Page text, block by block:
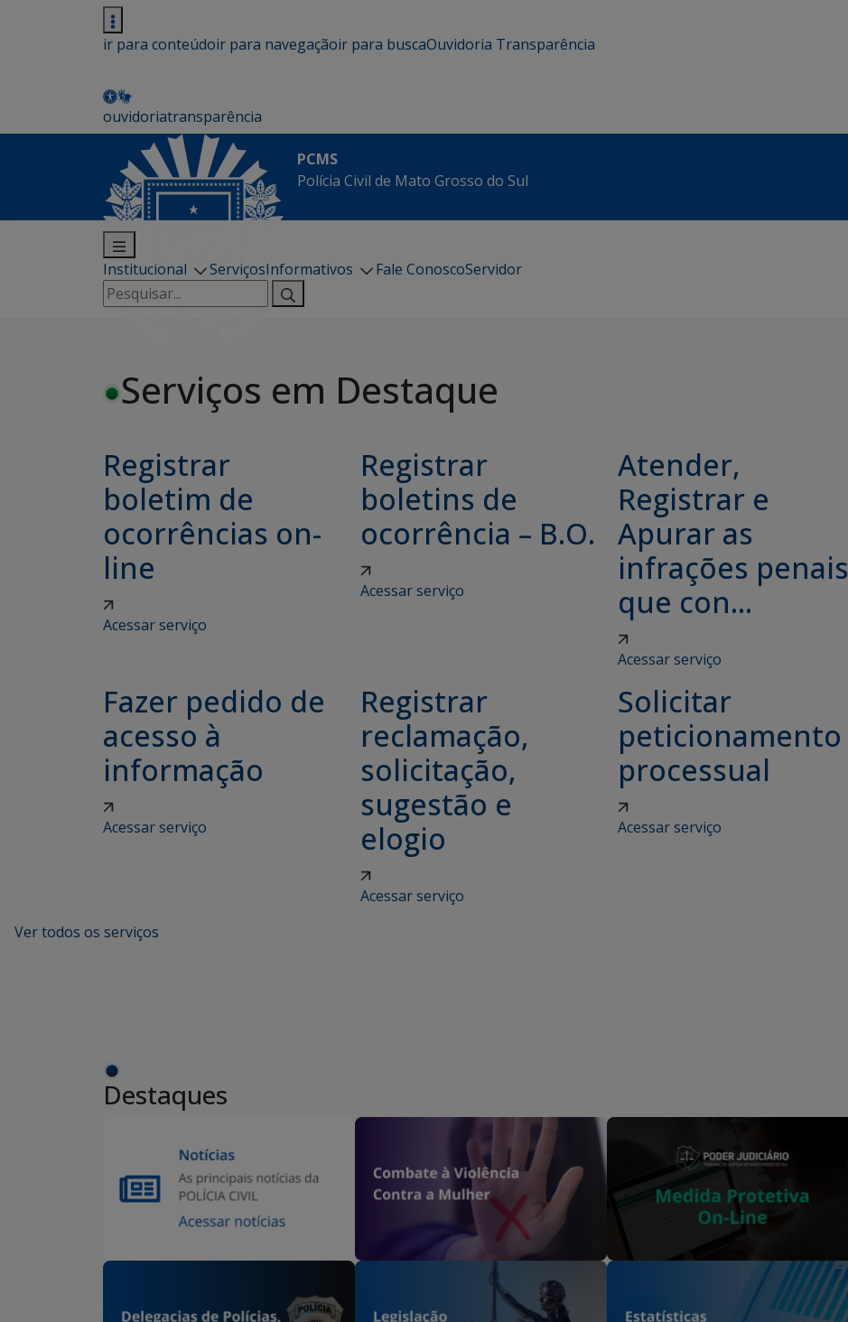
ir para conteúdoir para navegaçãoir para buscaOuvidoria Transparência
ouvidoriatransparência
PCMS
Polícia Civil de Mato Grosso do Sul
Institucional ServiçosInformativos Fale ConoscoServidor
Pesquisar
por:
Serviços em Destaque
Registrar
boletim de
ocorrências on-
line
Acessar serviço
Registrar
boletins de
ocorrência – B.O.
Acessar serviço
Atender,
Registrar e
Apurar as
infrações penais
que con...
Acessar serviço
Fazer pedido de
acesso à
informação
Acessar serviço
Registrar
reclamação,
solicitação,
sugestão e
elogio
Acessar serviço
Solicitar
peticionamento
processual
Acessar serviço
Ver todos os serviços
Destaques